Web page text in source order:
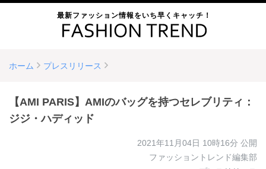
最新ファッション情報をいち早くキャッチ！
ホーム プレスリリース
【AMI PARIS】AMIのバッグを持つセレブリティ：
ジジ・ハディッド
2021年11月04日 10時16分 公開
ファッショントレンド編集部